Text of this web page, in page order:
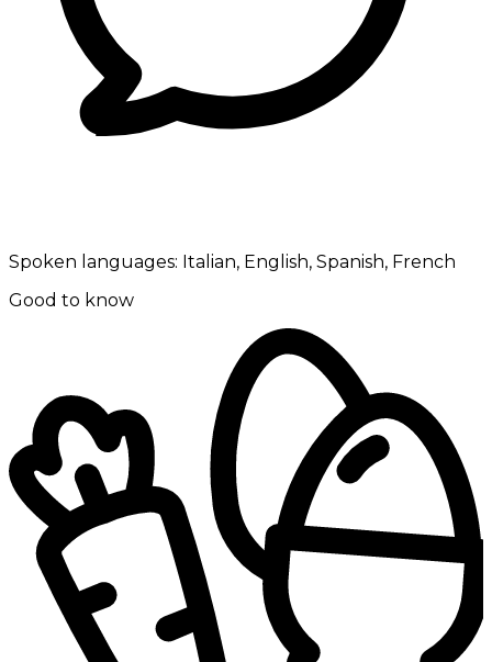
Spoken languages: Italian, English, Spanish, French
Good to know